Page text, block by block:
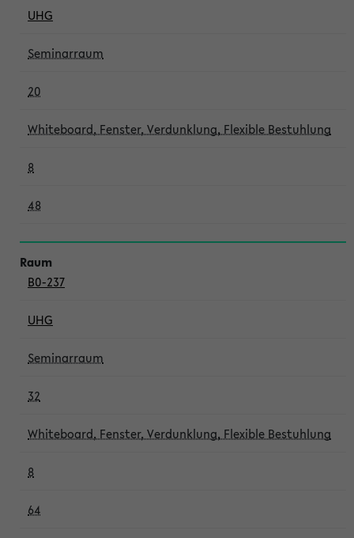
UHG
Seminarraum
20
Whiteboard, Fenster, Verdunklung, Flexible Bestuhlung
8
48
B0-237
UHG
Seminarraum
32
Whiteboard, Fenster, Verdunklung, Flexible Bestuhlung
8
64